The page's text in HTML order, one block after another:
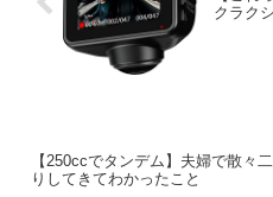
クラク
【250ccでタンデム】夫婦で散々
りしてきてわかったこと